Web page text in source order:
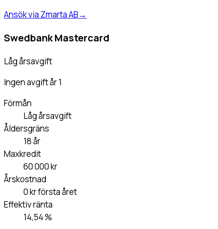
Ansök via Zmarta AB→
Swedbank Mastercard
Låg årsavgift
Ingen avgift år 1
Förmån
Låg årsavgift
Åldersgräns
18 år
Maxkredit
60 000 kr
Årskostnad
0 kr första året
Effektiv ränta
14,54 %